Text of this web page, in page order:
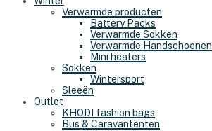
Verwarmde producten
Battery Packs
Verwarmde Sokken
Verwarmde Handschoenen
Mini heaters
Sokken
Wintersport
Sleeën
Outlet
KHODI fashion bags
Bus & Caravantenten